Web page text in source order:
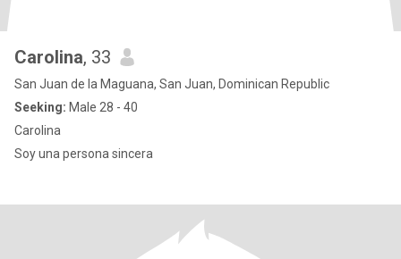
Carolina, 33
San Juan de la Maguana, San Juan, Dominican Republic
Seeking: Male 28 - 40
Carolina
Soy una persona sincera